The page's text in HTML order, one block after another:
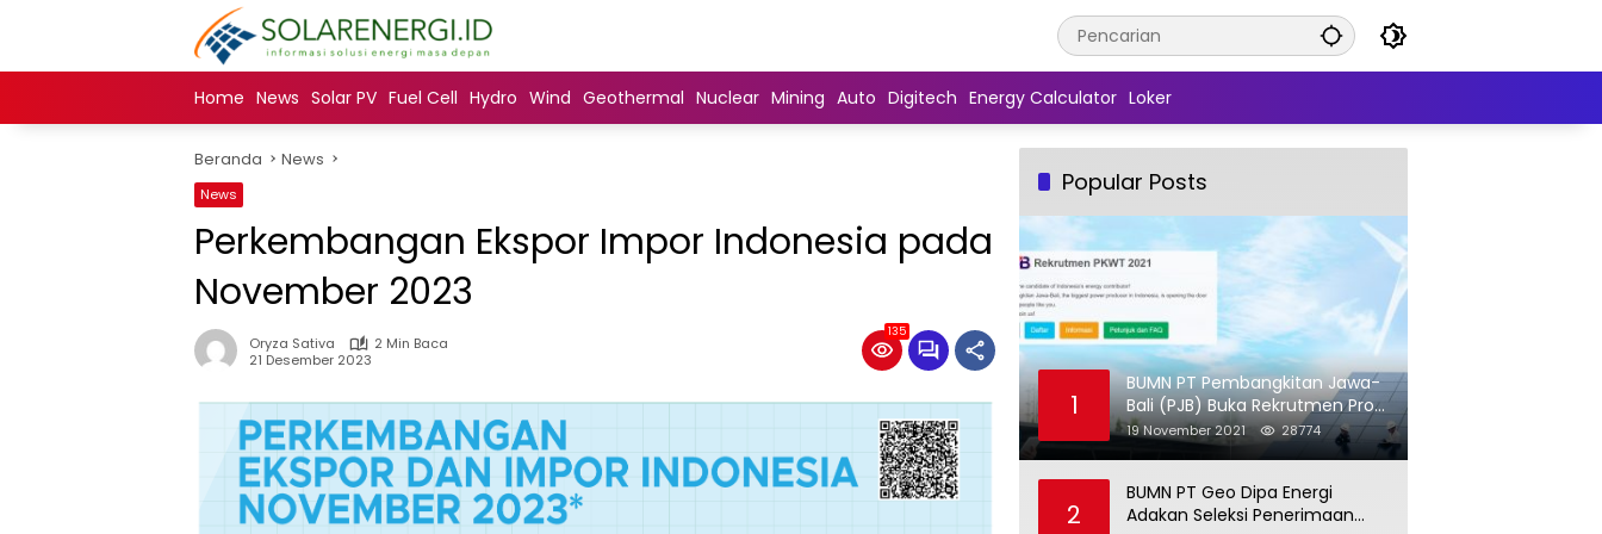
Home News Solar PV Fuel Cell Hydro Wind Geothermal Nuclear Mining Auto Digitech Energy Calculator Loker
Beranda News
News
Perkembangan Ekspor Impor Indonesia pada
November 2023
Oryza Sativa
2 Min Baca
21 Desember 2023
135
Popular Posts
1
BUMN PT Pembangkitan Jawa-
Bali (PJB) Buka Rekrutmen Pro
Hire (PKWT)
19 November 2021 28774
2
BUMN PT Geo Dipa Energi
Adakan Seleksi Penerimaan